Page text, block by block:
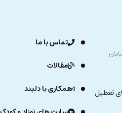
10 الی 21 -روز های تعطیل
تماس با ما
مقالات
همکاری با دلبند